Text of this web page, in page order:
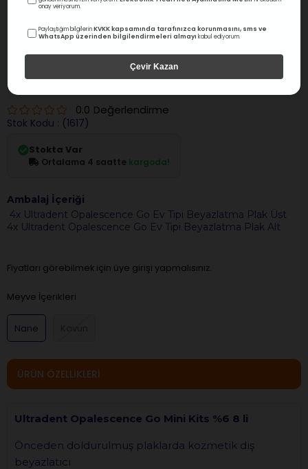
Ultradent Opalescence Go Mini Kits %6 8 Li
0.0 Değerlendirme
Stok Kodu (1617)
Stokta Var
Ortalama 4 saatte kargoda!
Ambalaj İçeriği
4x Ultradent Opalescence Go Ev Tipi Beyazlatma Plak Üst
4x Ultradent Opalescence Go Ev Tipi Beyazlatma Plak Alt
Fiyatları görebilmek için üye girişi yapmalısınız.
Meyve İçerikleri
Nane
ÜRÜN ÖZELLIKLERI
Ultradent Opalescence Go Mini Kits %6 8 li
Önceden doldurulmuş plaklarda kozmetik diş
beyazlatıcı
onay veriyorum.
Paylaştığım bilgilerinKVKK kapsamında tarafınızca korunmasını, sms ve
WhatsApp üzerinden bilgilendirmeleri almayı kabul ediyorum.
Çevir Kazan